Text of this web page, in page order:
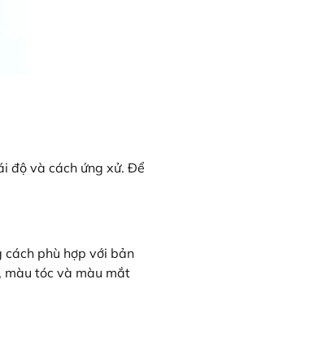
độ và cách ứng xử. Để
phù hợp với bản
màu tóc và màu mắt